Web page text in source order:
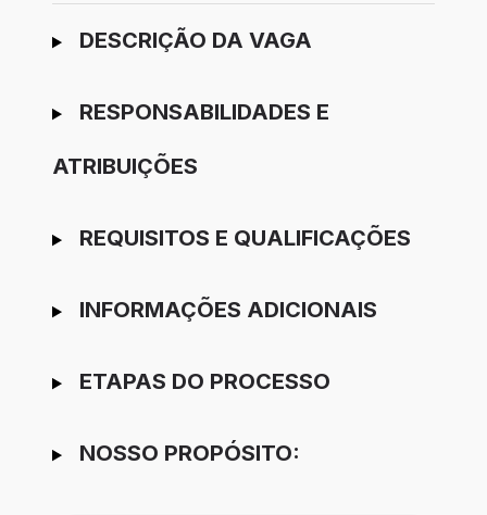
Ir para candidatura
DESCRIÇÃO DA VAGA
RESPONSABILIDADES E
ATRIBUIÇÕES
REQUISITOS E QUALIFICAÇÕES
INFORMAÇÕES ADICIONAIS
ETAPAS DO PROCESSO
NOSSO PROPÓSITO: